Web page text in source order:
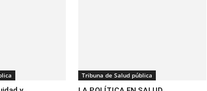
Tribuna de Salud pública